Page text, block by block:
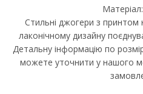
Стильні джогери з принтом
лаконічному дизайну
Детальну інформацію по
можете уточнити у нашого